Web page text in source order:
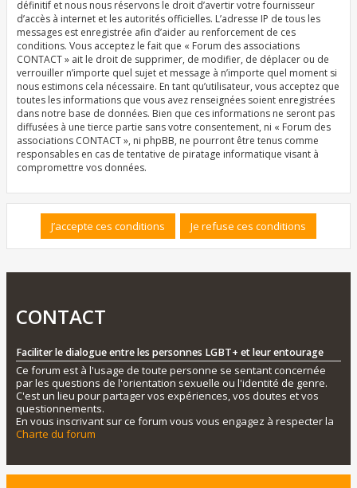
définitif et nous nous réservons le droit d’avertir votre fournisseur
d’accès à internet et les autorités officielles. L’adresse IP de tous les
messages est enregistrée afin d’aider au renforcement de ces
conditions. Vous acceptez le fait que « Forum des associations
CONTACT » ait le droit de supprimer, de modifier, de déplacer ou de
verrouiller n’importe quel sujet et message à n’importe quel moment si
nous estimons cela nécessaire. En tant qu’utilisateur, vous acceptez que
toutes les informations que vous avez renseignées soient enregistrées
dans notre base de données. Bien que ces informations ne seront pas
diffusées à une tierce partie sans votre consentement, ni « Forum des
associations CONTACT », ni phpBB, ne pourront être tenus comme
responsables en cas de tentative de piratage informatique visant à
compromettre vos données.
CONTACT
Faciliter le dialogue entre les personnes LGBT+ et leur entourage
Ce forum est à l'usage de toute personne se sentant concernée
par les questions de l'orientation sexuelle ou l'identité de genre.
C'est un lieu pour partager vos expériences, vos doutes et vos
questionnements.
En vous inscrivant sur ce forum vous vous engagez à respecter la
Charte du forum